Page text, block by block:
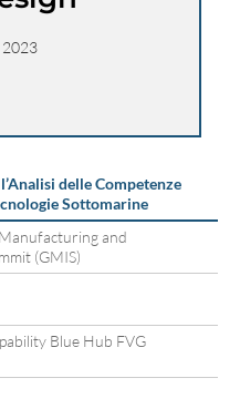
2023
delle Competenze
Sottomarine
and
(GMIS)
Blue Hub FVG